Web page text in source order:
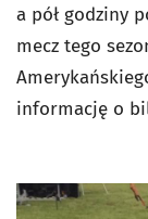
a pół godziny
mecz tego
informację o